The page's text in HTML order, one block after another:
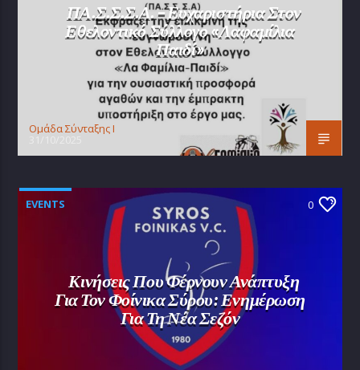
ΠΑ.Σ.Σ.Σ.Α. – Ευχαριστήρια Στον
Εθελοντικό Σύλλογο «Λαφαμίλια
Παιδί»
Oμάδα Σύνταξης Ι
EVENTS 0
Κινήσεις Που Φέρνουν Ανάπτυξη
Για Τον Φοίνικα Σύρου: Ενημέρωση
Για Τη Νέα Σεζόν